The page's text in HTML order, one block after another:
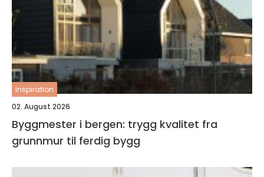
inspiration
02. August 2026
Byggmester i bergen: trygg kvalitet fra
grunnmur til ferdig bygg